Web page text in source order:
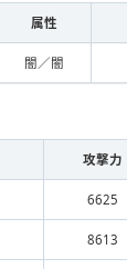
属性
闇／闇
攻撃力
6625
8613